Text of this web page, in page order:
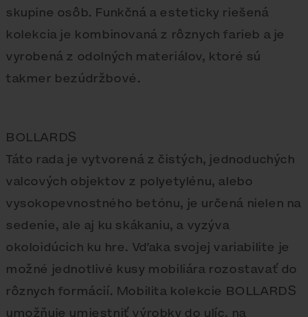
skupine osôb. Funkčná a esteticky riešená
kolekcia je kombinovaná z rôznych farieb a je
vyrobená z odolných materiálov, ktoré sú
takmer bezúdržbové.
BOLLARDS
Táto rada je vytvorená z čistých, jednoduchých
valcových objektov z polyetylénu, alebo
vysokopevnostného betónu, je určená nielen na
sedenie, ale aj ku skákaniu, a vyzýva
okoloidúcich ku hre. Vďaka svojej variabilite je
možné jednotlivé kusy mobiliára rozostavať do
rôznych formácií. Mobilita kolekcie BOLLARDS
umožňuje umiestniť výrobky do ulíc, na